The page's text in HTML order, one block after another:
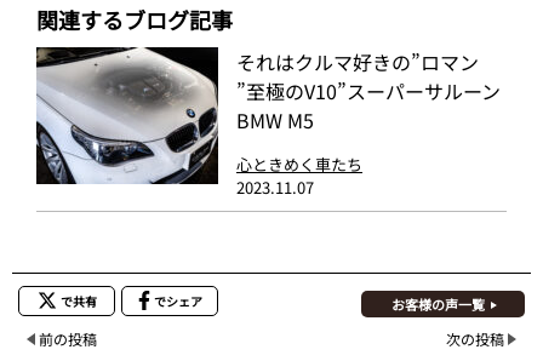
関連するブログ記事
それはクルマ好きの”ロマン
”至極のV10”スーパーサルーン
BMW M5
心ときめく車たち
2023.11.07
で共有 でシェア お客様の声一覧
前の投稿 次の投稿